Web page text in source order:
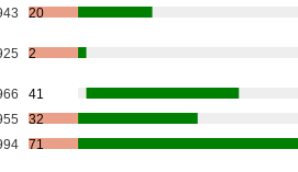
20
2
41
32
71